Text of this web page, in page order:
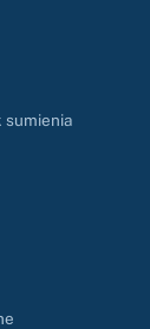
sumienia